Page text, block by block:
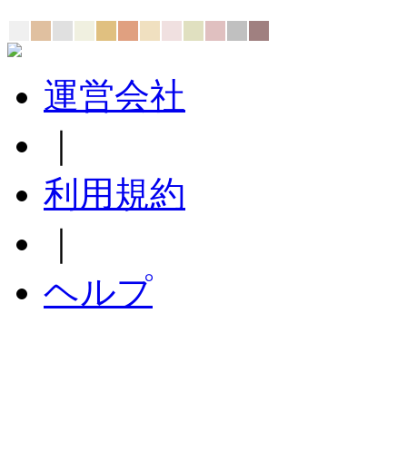
運営会社
利用規約
ヘルプ